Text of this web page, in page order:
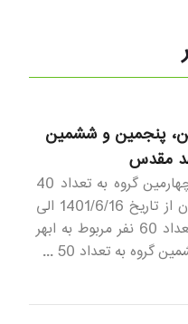
پنجمین و ششمین
مقدس
بسمه تعالی چهارمین گروه به تعداد 40
نفر در سال 1401 از استان زنجان از تاریخ 1401/6/16 الی
1401/6/21 و پنجمین گروه به تعداد 60 نفر مربوط به ابهر